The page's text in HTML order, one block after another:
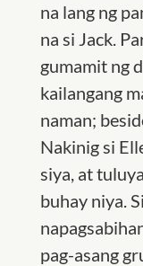
na lang ng
na si Jack.
gumamit ng
kailangang
naman;
Nakinig si
siya, at
buhay niya.
pag-asang